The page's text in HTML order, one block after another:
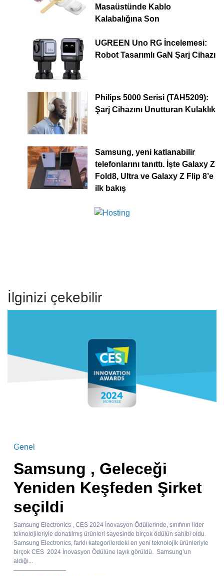
Masaüstünde Kablo
Kalabalığına Son
UGREEN Uno RG İncelemesi:
Robot Tasarımlı GaN Şarj Cihazı
Philips 5000 Serisi (TAH5209):
Şarj Cihazını Unutturan Kulaklık
Samsung, yeni katlanabilir
telefonlarını tanıttı. İşte Galaxy Z
Fold8, Ultra ve Galaxy Z Flip 8’e
ilk bakış
İlginizi çekebilir
Genel
Samsung , Geleceği
Yeniden Keşfeden Şirket
seçildi
Samsung Electronics , CES 2024 İnovasyon Ödüllerinde, sınıfının lider
teknolojileriyle donatılmış ürünleri sayesinde birçok ödülün sahibi oldu.
Samsung Electronics, farklı kategorilerdeki en yeni teknolojik ürünleriyle
birçok CES 2024 İnovasyon Ödülüne layık görüldü. Samsung’un
aldığı...